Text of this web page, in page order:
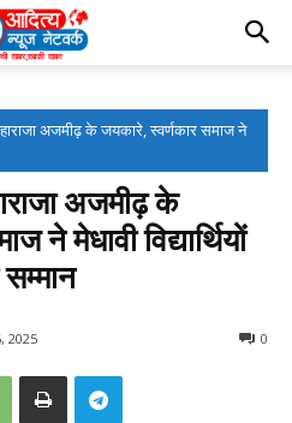
अजमीढ़ के जयकारे, स्वर्णकार समाज ने
अजमीढ़ के
ने मेधावी विद्यार्थियों
2025 0